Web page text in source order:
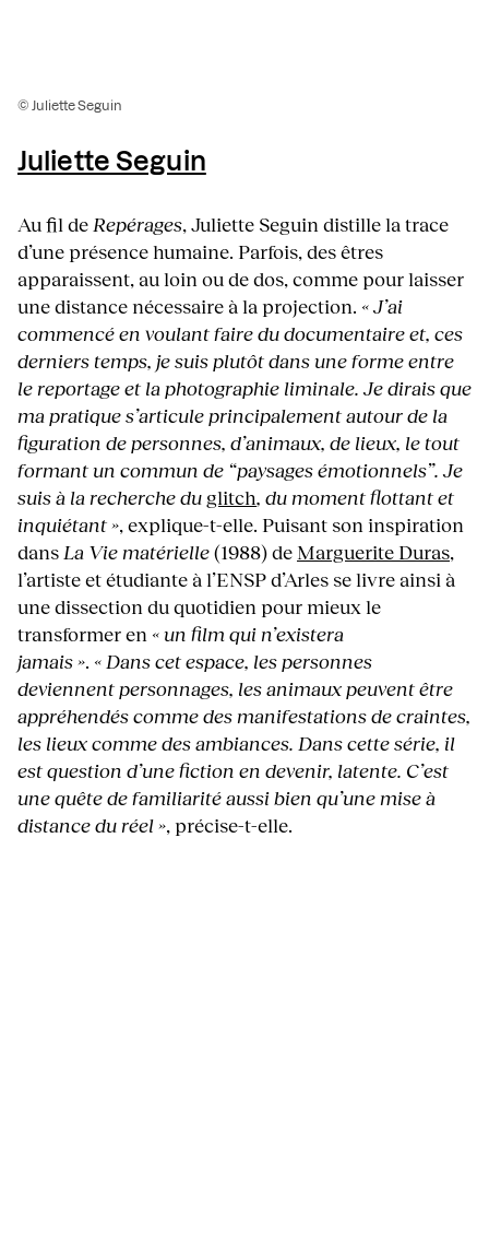
© Juliette Seguin
Juliette Seguin
Au fil de Repérages, Juliette Seguin distille la trace
d’une présence humaine. Parfois, des êtres
apparaissent, au loin ou de dos, comme pour laisser
une distance nécessaire à la projection. « J’ai
commencé en voulant faire du documentaire et, ces
derniers temps, je suis plutôt dans une forme entre
le reportage et la photographie liminale. Je dirais que
ma pratique s’articule principalement autour de la
figuration de personnes, d’animaux, de lieux, le tout
formant un commun de “paysages émotionnels”. Je
suis à la recherche du glitch, du moment flottant et
inquiétant », explique-t-elle. Puisant son inspiration
dans La Vie matérielle(1988) de Marguerite Duras,
l’artiste et étudiante à l’ENSP d’Arles se livre ainsi à
une dissection du quotidien pour mieux le
transformer en « un film qui n’existera
jamais ». « Dans cet espace, les personnes
deviennent personnages, les animaux peuvent être
appréhendés comme des manifestations de craintes,
les lieux comme des ambiances. Dans cette série, il
est question d’une fiction en devenir, latente. C’est
une quête de familiarité aussi bien qu’une mise à
distance du réel », précise-t-elle.